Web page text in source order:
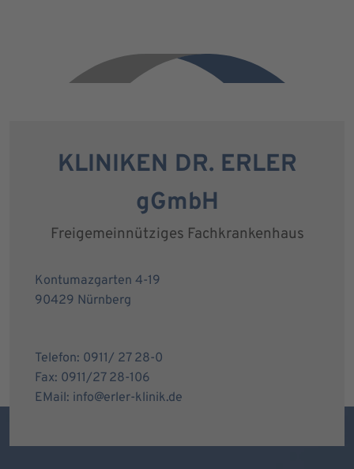
KLINIKEN DR. ERLER
gGmbH
Freigemeinnütziges Fachkrankenhaus
Kontumazgarten 4-19
90429 Nürnberg
Telefon: 0911/ 27 28-0
Fax: 0911/27 28-106
EMail: info@erler-klinik.de